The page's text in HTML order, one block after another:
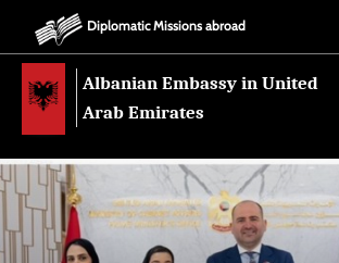
Diplomatic Missions abroad
Albanian Embassy in United
Arab Emirates